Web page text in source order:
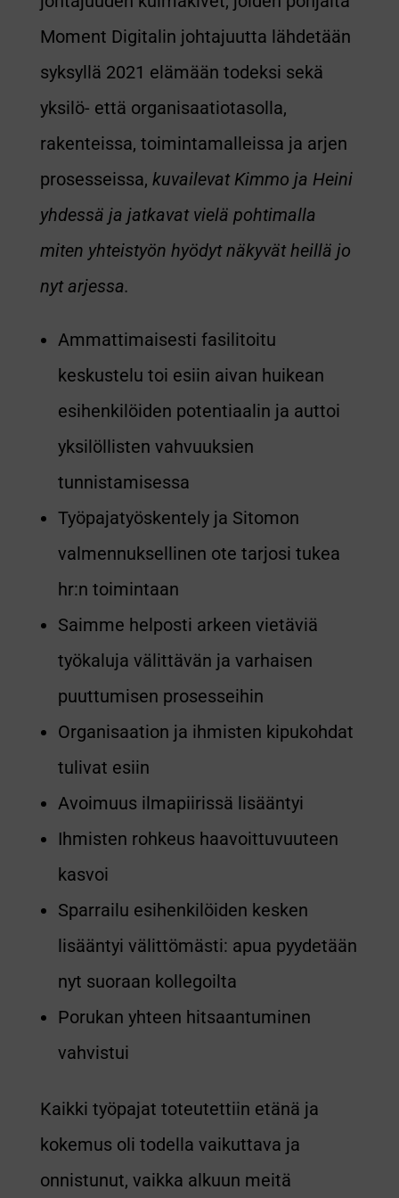
Moment Digitalin johtajuutta lähdetään
syksyllä 2021 elämään todeksi sekä
yksilö- että organisaatiotasolla,
rakenteissa, toimintamalleissa ja arjen
prosesseissa, kuvailevat Kimmo ja Heini
yhdessä ja jatkavat vielä pohtimalla
miten yhteistyön hyödyt näkyvät heillä jo
nyt arjessa.
Ammattimaisesti fasilitoitu
keskustelu toi esiin aivan huikean
esihenkilöiden potentiaalin ja auttoi
yksilöllisten vahvuuksien
tunnistamisessa
Työpajatyöskentely ja Sitomon
valmennuksellinen ote tarjosi tukea
hr:n toimintaan
Saimme helposti arkeen vietäviä
työkaluja välittävän ja varhaisen
puuttumisen prosesseihin
Organisaation ja ihmisten kipukohdat
tulivat esiin
Avoimuus ilmapiirissä lisääntyi
Ihmisten rohkeus haavoittuvuuteen
kasvoi
Sparrailu esihenkilöiden kesken
lisääntyi välittömästi: apua pyydetään
nyt suoraan kollegoilta
Porukan yhteen hitsaantuminen
vahvistui
Kaikki työpajat toteutettiin etänä ja
kokemus oli todella vaikuttava ja
onnistunut, vaikka alkuun meitä